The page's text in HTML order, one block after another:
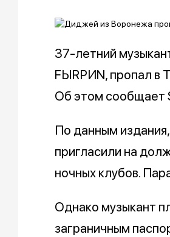
37-летний
FЫRРИN, пропал в
Об этом сообщает
По данным
пригласили на
ночных клубов.
Однако музыкант
заграничным